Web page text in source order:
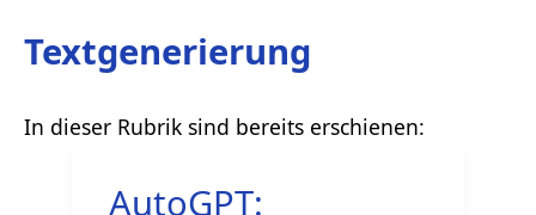
Textgenerierung
AutoGPT: